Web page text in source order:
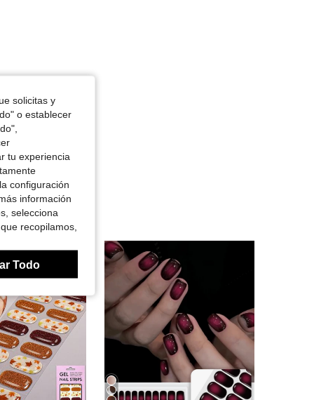
solicitas y
o establecer
tu experiencia
configuración
información
selecciona
recopilamos,
Todo